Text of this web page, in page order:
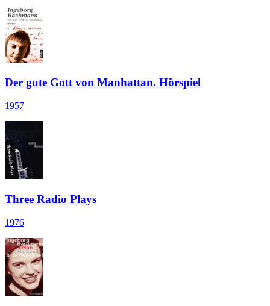
Der gute Gott von Manhattan. Hörspiel
1957
Three Radio Plays
1976